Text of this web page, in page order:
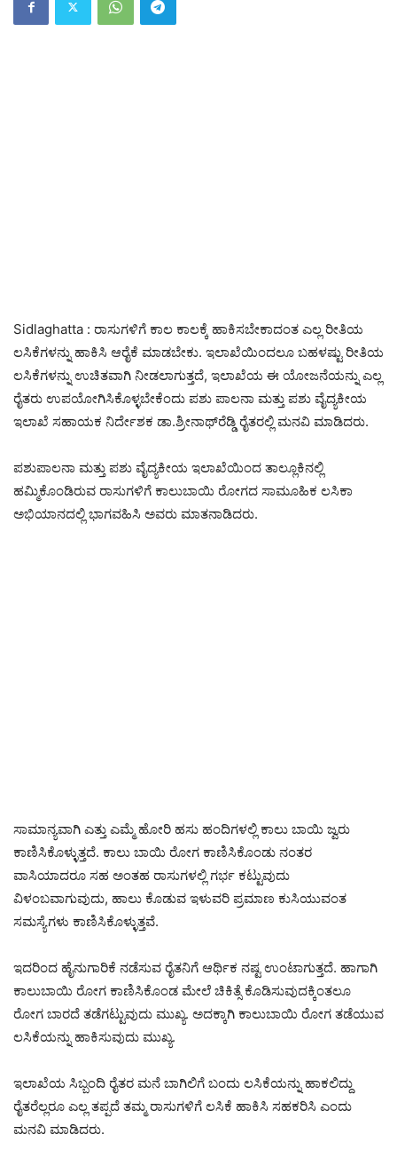
Sidlaghatta : ರಾಸುಗಳಿಗೆ ಕಾಲ ಕಾಲಕ್ಕೆ ಹಾಕಿಸಬೇಕಾದಂತ ಎಲ್ಲ ರೀತಿಯ
ಲಸಿಕೆಗಳನ್ನು ಹಾಕಿಸಿ ಆರೈಕೆ ಮಾಡಬೇಕು. ಇಲಾಖೆಯಿಂದಲೂ ಬಹಳಷ್ಟು ರೀತಿಯ
ಲಸಿಕೆಗಳನ್ನು ಉಚಿತವಾಗಿ ನೀಡಲಾಗುತ್ತದೆ, ಇಲಾಖೆಯ ಈ ಯೋಜನೆಯನ್ನು ಎಲ್ಲ
ರೈತರು ಉಪಯೋಗಿಸಿಕೊಳ್ಳಬೇಕೆಂದು ಪಶು ಪಾಲನಾ ಮತ್ತು ಪಶು ವೈದ್ಯಕೀಯ
ಇಲಾಖೆ ಸಹಾಯಕ ನಿರ್ದೇಶಕ ಡಾ.ಶ್ರೀನಾಥ್‌ರೆಡ್ಡಿ ರೈತರಲ್ಲಿ ಮನವಿ ಮಾಡಿದರು.
ಪಶುಪಾಲನಾ ಮತ್ತು ಪಶು ವೈದ್ಯಕೀಯ ಇಲಾಖೆಯಿಂದ ತಾಲ್ಲೂಕಿನಲ್ಲಿ
ಹಮ್ಮಿಕೊಂಡಿರುವ ರಾಸುಗಳಿಗೆ ಕಾಲುಬಾಯಿ ರೋಗದ ಸಾಮೂಹಿಕ ಲಸಿಕಾ
ಅಭಿಯಾನದಲ್ಲಿ ಭಾಗವಹಿಸಿ ಅವರು ಮಾತನಾಡಿದರು.
ಸಾಮಾನ್ಯವಾಗಿ ಎತ್ತು ಎಮ್ಮೆ ಹೋರಿ ಹಸು ಹಂದಿಗಳಲ್ಲಿ ಕಾಲು ಬಾಯಿ ಜ್ವರು
ಕಾಣಿಸಿಕೊಳ್ಳುತ್ತದೆ. ಕಾಲು ಬಾಯಿ ರೋಗ ಕಾಣಿಸಿಕೊಂಡು ನಂತರ
ವಾಸಿಯಾದರೂ ಸಹ ಅಂತಹ ರಾಸುಗಳಲ್ಲಿ ಗರ್ಭ ಕಟ್ಟುವುದು
ವಿಳಂಬವಾಗುವುದು, ಹಾಲು ಕೊಡುವ ಇಳುವರಿ ಪ್ರಮಾಣ ಕುಸಿಯುವಂತ
ಸಮಸ್ಯೆಗಳು ಕಾಣಿಸಿಕೊಳ್ಳುತ್ತವೆ.
ಇದರಿಂದ ಹೈನುಗಾರಿಕೆ ನಡೆಸುವ ರೈತನಿಗೆ ಆರ್ಥಿಕ ನಷ್ಟ ಉಂಟಾಗುತ್ತದೆ. ಹಾಗಾಗಿ
ಕಾಲುಬಾಯಿ ರೋಗ ಕಾಣಿಸಿಕೊಂಡ ಮೇಲೆ ಚಿಕಿತ್ಸೆ ಕೊಡಿಸುವುದಕ್ಕಿಂತಲೂ
ರೋಗ ಬಾರದೆ ತಡೆಗಟ್ಟುವುದು ಮುಖ್ಯ. ಅದಕ್ಕಾಗಿ ಕಾಲುಬಾಯಿ ರೋಗ ತಡೆಯುವ
ಲಸಿಕೆಯನ್ನು ಹಾಕಿಸುವುದು ಮುಖ್ಯ.
ಇಲಾಖೆಯ ಸಿಬ್ಬಂದಿ ರೈತರ ಮನೆ ಬಾಗಿಲಿಗೆ ಬಂದು ಲಸಿಕೆಯನ್ನು ಹಾಕಲಿದ್ದು
ರೈತರೆಲ್ಲರೂ ಎಲ್ಲ ತಪ್ಪದೆ ತಮ್ಮ ರಾಸುಗಳಿಗೆ ಲಸಿಕೆ ಹಾಕಿಸಿ ಸಹಕರಿಸಿ ಎಂದು
ಮನವಿ ಮಾಡಿದರು.